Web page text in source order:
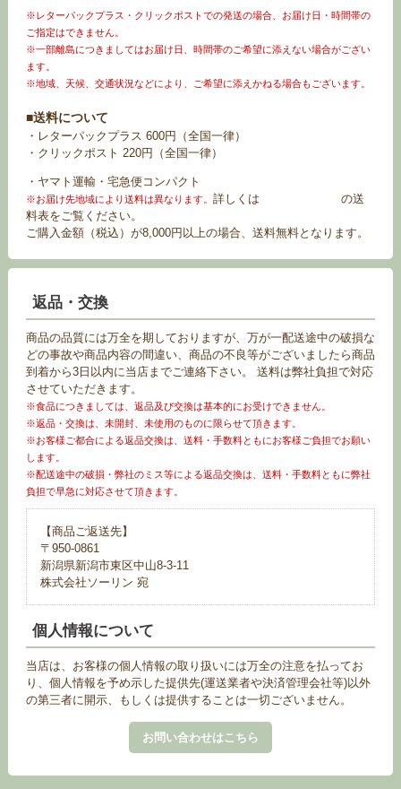
※レターパックプラス・クリックポストでの発送の場合、お届け日・時間帯の
ご指定はできません。
※一部離島につきましてはお届け日、時間帯のご希望に添えない場合がござい
ます。
※地域、天候、交通状況などにより、ご希望に添えかねる場合もございます。
■送料について
・レターパックプラス 600円（全国一律）
・クリックポスト 220円（全国一律）
・ヤマト運輸・宅急便コンパクト
※お届け先地域により送料は異なります。 詳しくは
の送
料表をご覧ください。
ご購入金額（税込）が8,000円以上の場合、送料無料となります。
返品・交換
商品の品質には万全を期しておりますが、万が一配送途中の破損な
どの事故や商品内容の間違い、商品の不良等がございましたら商品
到着から3日以内に当店までご連絡下さい。 送料は弊社負担で対応
させていただきます。
※食品につきましては、返品及び交換は基本的にお受けできません。
※返品・交換は、未開封、未使用のものに限らせて頂きます。
※お客様ご都合による返品交換は、送料・手数料ともにお客様ご負担でお願い
します。
※配送途中の破損・弊社のミス等による返品交換は、送料・手数料ともに弊社
負担で早急に対応させて頂きます。
【商品ご返送先】
〒950-0861
新潟県新潟市東区中山8-3-11
株式会社ソーリン 宛
個人情報について
当店は、お客様の個人情報の取り扱いには万全の注意を払ってお
り、個人情報を予め示した提供先(運送業者や決済管理会社等)以外
の第三者に開示、もしくは提供することは一切ございません。
お問い合わせはこちら